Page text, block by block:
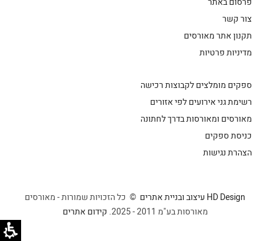
צור קשר
תקנון אתר מאורסים
מדיניות פרטיות
ספקים מומלצים לקבוצות רכישה
רשימת גני אירועים לפי אזורים
מאורסים ומאורסות בדרך לחתונה
כניסת ספקים
הצהרת נגישות
HD Design עיצוב ובניית אתרים
© כל הזכויות שמורות - מאורסים
מאורסות בע"מ 2011 - 2025.
קידום אתרים